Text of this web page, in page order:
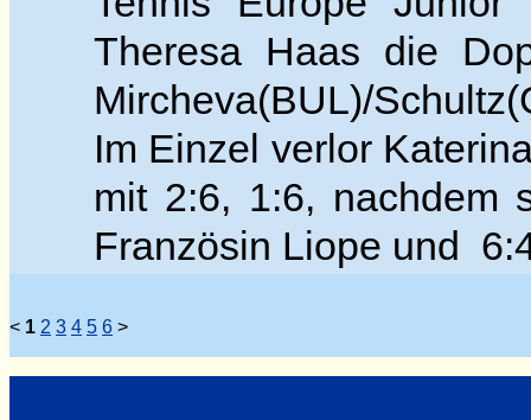
Theresa Haas die
Mircheva(BUL)/
Im Einzel verlor
mit 2:6, 1:6, nachdem
Französin Liope und
< 1 2 3 4 5 6 >